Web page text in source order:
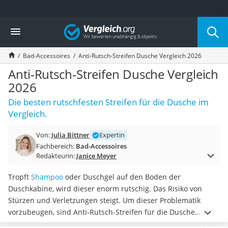
Die beliebtesten Vergleiche nach Kategorie
Wohnen
Matratzen-Topper
Matratzen
Konferenzlautsprecher
Tageslichtlampe
Badlüfter
Ergonomischer Bürostuhl
Bürohocker
Ozongeneratoren
Akku-Tischlampe
Klappmatratze
Duschkopf mit Kalkfilter
Aktenvernichter Sicherheitsstufe 4
Bettgitter
Spannbettlaken
Vergleich
Bad-Accessoires Anti-Rutsch-Streifen Dusche Vergleich 2026
Anti-Rutsch-Streifen Dusche Vergleich
2026
Die besten rutschfesten Streifen für die Dusche im
Vergleich.
Von: Julia Bittner
Expertin
Fachbereich: Bad-Accessoires
Redakteurin: Janice Meyer
Tropft Shampoo oder Duschgel auf den Boden der
Duschkabine, wird dieser enorm rutschig. Das Risiko von
Stürzen und Verletzungen steigt. Um dieser Problematik
vorzubeugen, sind Anti-Rutsch-Streifen für die Dusche
optimal. Diese können Sie gängigen Online-Tests zufolge